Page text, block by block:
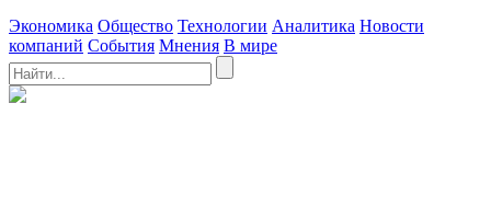
Экономика Общество Технологии Аналитика Новости
компаний События Мнения В мире